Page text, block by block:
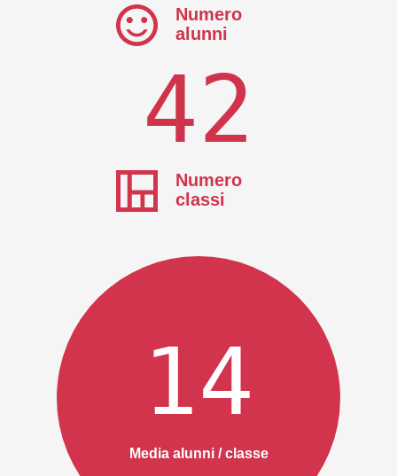
Numero
alunni
42
Numero
classi
14
Media alunni / classe